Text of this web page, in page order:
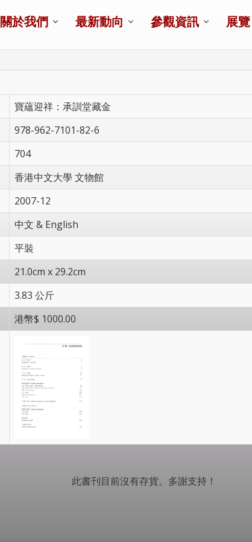
關於我們 最新動向 參觀資訊 展覽
寶蘊迎祥：承訓堂藏金
978-962-7101-82-6
704
香港中文大學 文物館
2007-12
中文 & English
平裝
21.0cm x 29.2cm
3.83 公斤
港幣$ 1000.00
此書刊目前沒有存貨。多謝支持！